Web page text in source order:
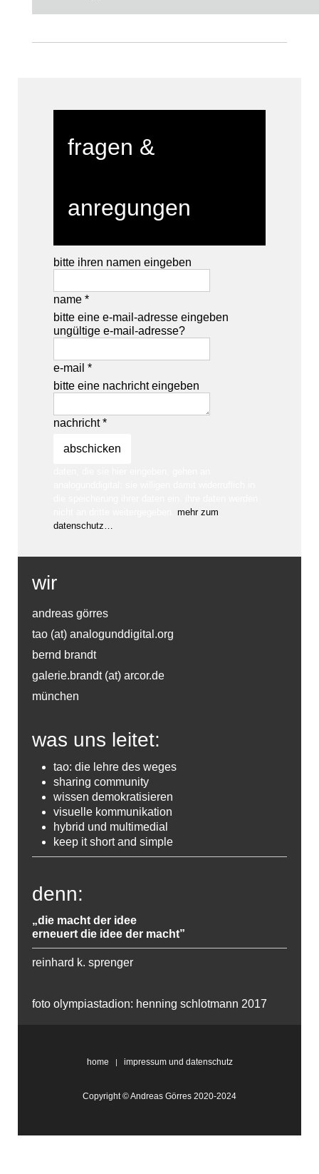
fragen &
anregungen
bitte ihren namen eingeben
name *
bitte eine e-mail-adresse eingeben
ungültige e-mail-adresse?
e-mail *
bitte eine nachricht eingeben
nachricht *
mehr zum
datenschutz…
wir
andreas görres
tao (at) analogunddigital.org
bernd brandt
galerie.brandt (at) arcor.de
münchen
was uns leitet:
tao: die lehre des weges
sharing community
wissen demokratisieren
visuelle kommunikation
hybrid und multimedial
keep it short and simple
denn:
„die macht der idee
erneuert die idee der macht”
reinhard k. sprenger
foto olympiastadion: henning schlotmann 2017
home impressum und datenschutz
Copyright © Andreas Görres 2020-2024